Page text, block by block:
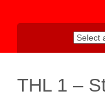
THL 1 –